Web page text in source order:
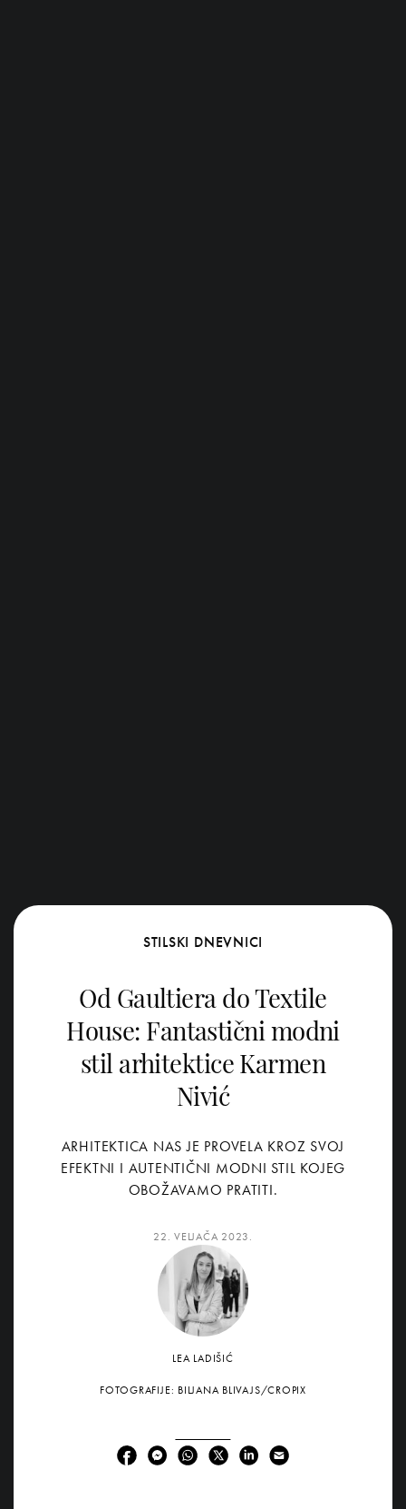
STILSKI DNEVNICI
Od Gaultiera do Textile
House: Fantastični modni
stil arhitektice Karmen
Nivić
ARHITEKTICA NAS JE PROVELA KROZ SVOJ
EFEKTNI I AUTENTIČNI MODNI STIL KOJEG
OBOŽAVAMO PRATITI.
22. VELJAČA 2023.
LEA LADIŠIĆ
FOTOGRAFIJE: BILJANA BLIVAJS/CROPIX